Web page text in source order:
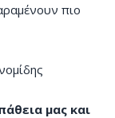
πιο
μας και